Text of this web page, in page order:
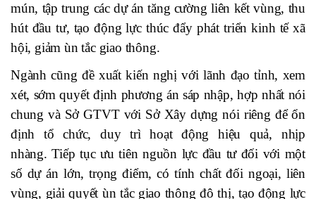
mún, tập trung các dự án tăng cường liên kết vùng, thu
hút đầu tư, tạo động lực thúc đẩy phát triển kinh tế xã
hội, giảm ùn tắc giao thông.
Ngành cũng đề xuất kiến nghị với lãnh đạo tỉnh, xem
xét, sớm quyết định phương án sáp nhập, hợp nhất nói
chung và Sở GTVT với Sở Xây dựng nói riêng để ổn
định tổ chức, duy trì hoạt động hiệu quả, nhịp
nhàng.Tiếp tục ưu tiên nguồn lực đầu tư đối với một
số dự án lớn, trọng điểm, có tính chất đối ngoại, liên
vùng, giải quyết ùn tắc giao thông đô thị, tạo động lực